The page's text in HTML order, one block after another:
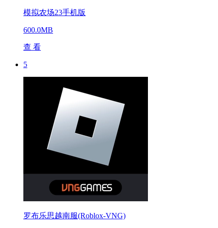
模拟农场23手机版
600.0MB
查 看
5
罗布乐思越南服(Roblox-VNG)